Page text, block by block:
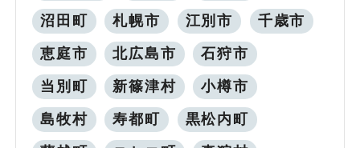
沼田町 札幌市 江別市 千歳市
恵庭市 北広島市 石狩市
当別町 新篠津村 小樽市
島牧村 寿都町 黒松内町